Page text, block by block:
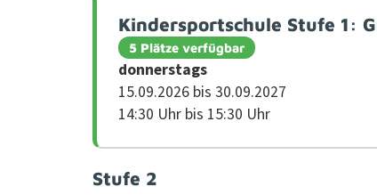
Kindersportschule Stufe 1:
5 Plätze verfügbar
don­ner­stags
15.09.2026 bis 30.09.2027
14:30 Uhr bis 15:30 Uhr
Stufe 2